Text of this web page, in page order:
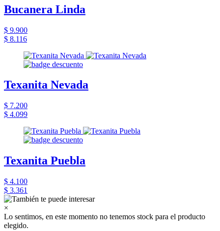
Bucanera Linda
$ 9.900
$ 8.116
Texanita Nevada
$ 7.200
$ 4.099
Texanita Puebla
$ 4.100
$ 3.361
×
Lo sentimos, en este momento no tenemos stock para el producto
elegido.